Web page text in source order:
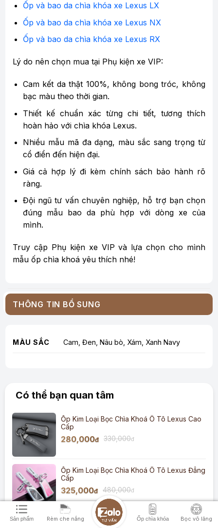
Ốp và bao da chìa khóa xe Lexus LX
Ốp và bao da chìa khóa xe Lexus NX
Ốp và bao da chìa khóa xe Lexus RX
Lý do nên chọn mua tại Phụ kiện xe VIP:
Cam kết da thật 100%, không bong tróc, không
bạc màu theo thời gian.
Thiết kế chuẩn xác từng chi tiết, tương thích
hoàn hảo với chìa khóa Lexus.
Nhiều mẫu mã đa dạng, màu sắc sang trọng từ
cổ điển đến hiện đại.
Giá cả hợp lý đi kèm chính sách bảo hành rõ
ràng.
Đội ngũ tư vấn chuyên nghiệp, hỗ trợ bạn chọn
đúng mẫu bao da phù hợp với dòng xe của
mình.
Truy cập Phụ kiện xe VIP và lựa chọn cho mình
mẫu ốp chìa khoá yêu thích nhé!
THÔNG TIN BỔ SUNG
MÀU SẮC Cam, Đen, Nâu bò, Xám, Xanh Navy
Có thể bạn quan tâm
Ốp Kim Loại Bọc Chìa Khoá Ô Tô Lexus Cao
Cấp
280,000đ 330,000đ
Ốp Kim Loại Bọc Chìa Khoá Ô Tô Lexus Đẳng
Cấp
325,000đ 480,000đ
Bao Da Bọc Chìa Khoá Ô Tô Lexus Da Bò
Sản phẩm Rèm che nắng Ốp chìa khóa Bọc vô lăng